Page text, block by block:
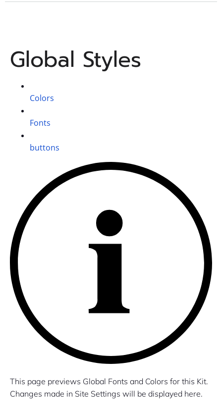
Global Styles
Colors
Fonts
buttons
This page previews Global Fonts and Colors for this Kit.
Changes made in Site Settings will be displayed here.